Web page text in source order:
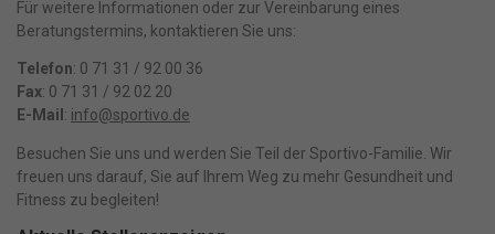
Für weitere Informationen oder zur Vereinbarung eines
Beratungstermins, kontaktieren Sie uns:
Telefon: 0 71 31 / 92 00 36
Fax: 0 71 31 / 92 02 20
E-Mail : info@sportivo.de
Besuchen Sie uns und werden Sie Teil der Sportivo-Familie. Wir
freuen uns darauf, Sie auf Ihrem Weg zu mehr Gesundheit und
Fitness zu begleiten!
Nur essenzielle Cookies akzeptieren
Datenschutzeinstellungen
Essenziell (1)
für die einwandfreie Funktion der Website erforderlich.
Cookie-Informationen anzeigen